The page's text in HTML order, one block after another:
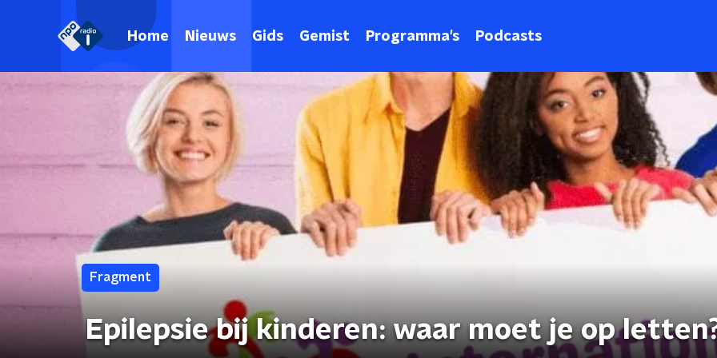
Home Nieuws Gids Gemist Programma's Podcasts
Fragment
Epilepsie bij kinderen: waar moet je op